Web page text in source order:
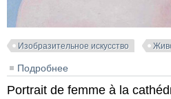
Изобразительное искусство
Подробнее
Portrait de femme à la